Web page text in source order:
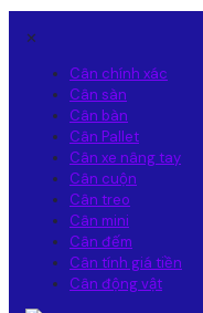
✕
Cân chính xác
Cân sàn
Cân bàn
Cân Pallet
Cân xe nâng tay
Cân cuộn
Cân treo
Cân mini
Cân đếm
Cân tính giá tiền
Cân động vật